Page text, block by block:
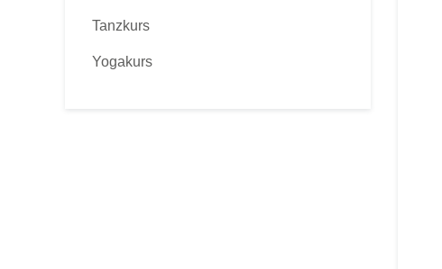
Tanzkurs
Yogakurs